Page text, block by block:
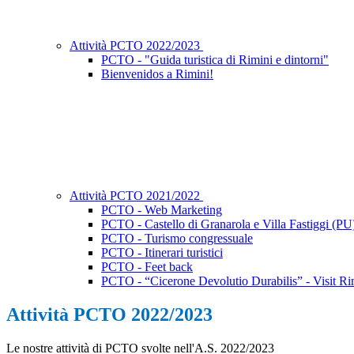
Attività PCTO 2022/2023
PCTO - "Guida turistica di Rimini e dintorni"
Bienvenidos a Rimini!
Attività PCTO 2021/2022
PCTO - Web Marketing
PCTO - Castello di Granarola e Villa Fastiggi
PCTO - Turismo congressuale
PCTO - Itinerari turistici
PCTO - Feet back
PCTO - “Cicerone Devolutio Durabilis” - Visit
Attività PCTO 2022/2023
Le nostre attività di PCTO svolte nell'A.S. 2022/2023